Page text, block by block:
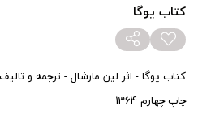
کتاب یوگا
کتاب یوگا - اثر لین مارشال - ترجمه و
چاپ چهارم 1364